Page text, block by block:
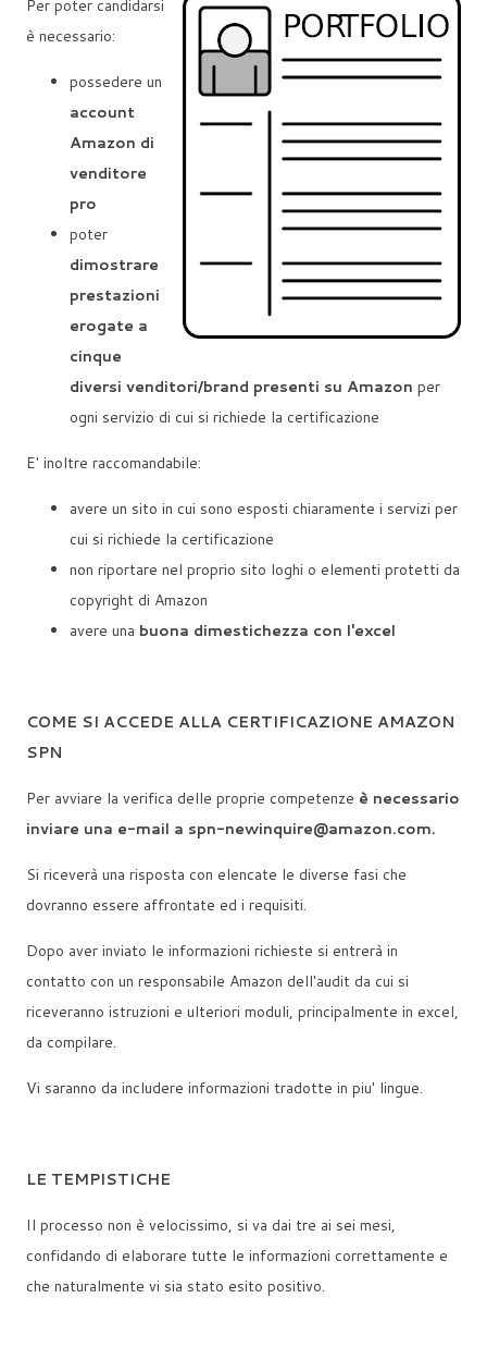
Per poter candidarsi
è necessario:
possedere un
account
Amazon di
venditore
pro
poter
dimostrare
prestazioni
erogate a
cinque
diversi venditori/brand presenti su Amazon per
ogni servizio di cui si richiede la certificazione
E' inoltre raccomandabile:
avere un sito in cui sono esposti chiaramente i servizi per
cui si richiede la certificazione
non riportare nel proprio sito loghi o elementi protetti da
copyright di Amazon
avere una buona dimestichezza con l'excel
COME SI ACCEDE ALLA CERTIFICAZIONE AMAZON
SPN
Per avviare la verifica delle proprie competenze è necessario
inviare una e-mail a spn-newinquire@amazon.com.
Si riceverà una risposta con elencate le diverse fasi che
dovranno essere affrontate ed i requisiti.
Dopo aver inviato le informazioni richieste si entrerà in
contatto con un responsabile Amazon dell'audit da cui si
riceveranno istruzioni e ulteriori moduli, principalmente in excel,
da compilare.
Vi saranno da includere informazioni tradotte in piu' lingue.
LE TEMPISTICHE
Il processo non è velocissimo, si va dai tre ai sei mesi,
confidando di elaborare tutte le informazioni correttamente e
che naturalmente vi sia stato esito positivo.